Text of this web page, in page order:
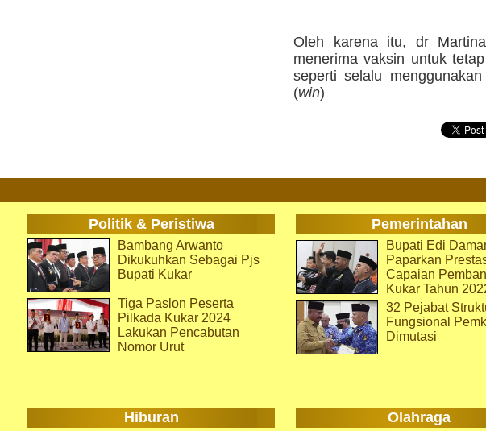
Oleh karena itu, dr
menerima vaksin untuk
seperti selalu
(win)
Politik & Peristiwa Pemerintahan
Bambang Arwanto
Dikukuhkan Sebagai Pjs
Bupati Kukar
Tiga Paslon Peserta
Pilkada Kukar 2024
Lakukan Pencabutan
Nomor Urut
Bupati Edi
Paparkan
Capaian
Kukar Tahun
32 Pejabat
Fungsional
Dimutasi
Hiburan Olahraga